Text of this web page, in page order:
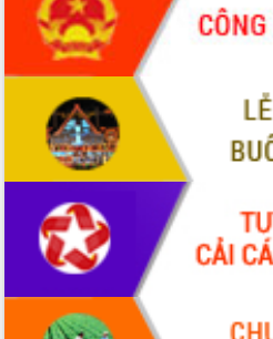
món ăn từ sầu riêng
Đắk Lắk công bố Quy hoạch và xúc
tiến đầu tư tỉnh
Ngành cá ngừ Đắk Lắk chủ động thích
ứng để giữ vững thị trường xuất khẩu
Diễn đàn Kinh tế tư nhân Việt Nam đột
phá cơ chế - Hợp tác công tư
Đề án 06 tạo bước ngoặt đột phá trong
cải cách hành chính tỉnh Đắk Lắk
Kết nối tour, đẩy mạnh chuyển đổi số
để phát triển du lịch Đắk Lắk
Khởi động Dự án Đầu tư xây dựng hạ
tầng kỹ thuật Cụm công nghiệp Tân